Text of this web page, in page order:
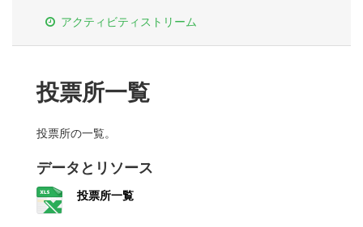
アクティビティストリーム
投票所一覧
投票所の一覧。
データとリソース
投票所一覧